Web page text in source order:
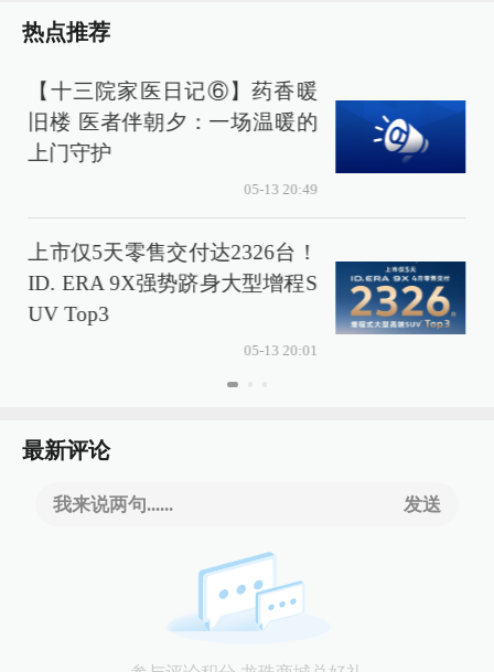
热点推荐
【十三院家医日记⑥】药香暖
旧楼 医者伴朝夕：一场温暖的
上门守护
05-13 20:49
上市仅5天零售交付达2326台！
ID. ERA 9X强势跻身大型增程S
UV Top3
05-13 20:01
最新评论
我来说两句...... 发送